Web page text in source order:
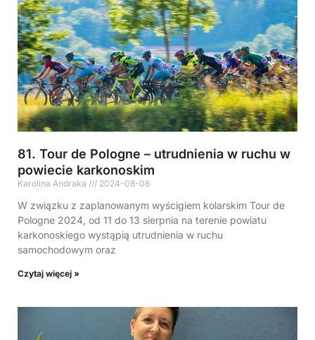
81. Tour de Pologne – utrudnienia w ruchu w
powiecie karkonoskim
Karolina Andraka 2024-08-08
W związku z zaplanowanym wyścigiem kolarskim Tour de
Pologne 2024, od 11 do 13 sierpnia na terenie powiatu
karkonoskiego wystąpią utrudnienia w ruchu
samochodowym oraz
Czytaj więcej »